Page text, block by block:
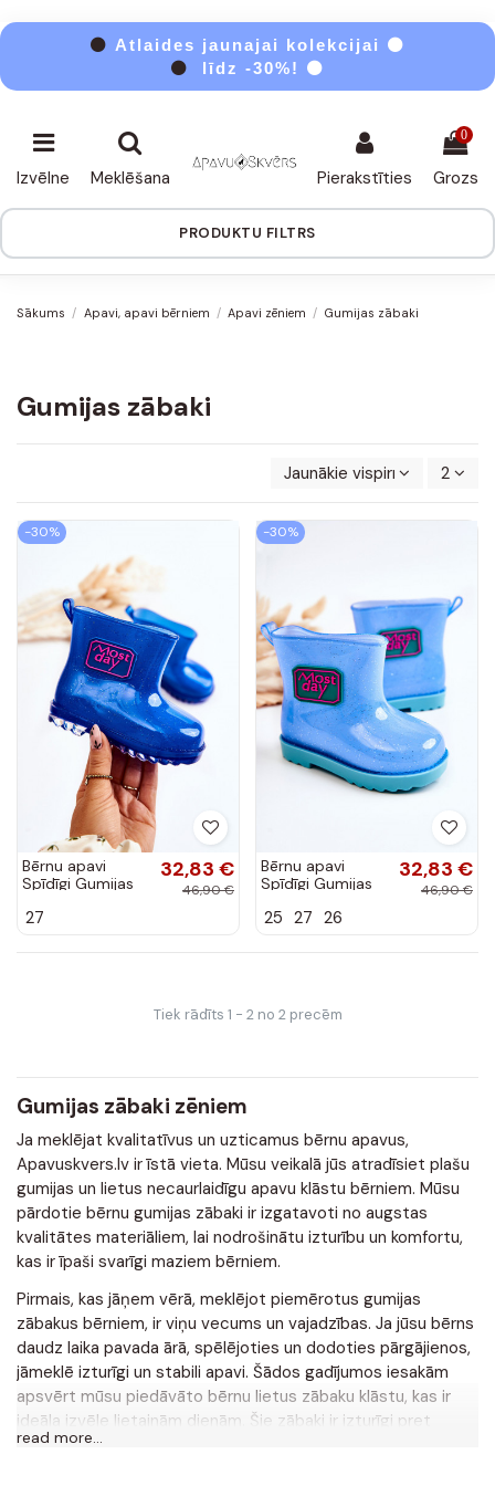
⚫ Atlaides jaunajai kolekcijai ⚫
⚫
līdz -30%! ⚫
Izvēlne Meklēšana Pierakstīties
0
Grozs
PRODUKTU FILTRS
Sākums Apavi, apavi bērniem Apavi zēniem Gumijas zābaki
Gumijas zābaki
Jaunākie vispirms 2
-30%
Bērnu apavi
Spīdīgi Gumijas
krāsas Rain
32,83 €
46,90 €
27
-30%
Bērnu apavi
Spīdīgi Gumijas
Rain
32,83 €
46,90 €
25 27 26
Tiek rādīts 1 - 2 no 2 precēm
Gumijas zābaki zēniem
Ja meklējat kvalitatīvus un uzticamus bērnu apavus,
Apavuskvers.lv ir īstā vieta. Mūsu veikalā jūs atradīsiet plašu
gumijas un lietus necaurlaidīgu apavu klāstu bērniem. Mūsu
pārdotie bērnu gumijas zābaki ir izgatavoti no augstas
kvalitātes materiāliem, lai nodrošinātu izturību un komfortu,
kas ir īpaši svarīgi maziem bērniem.
Pirmais, kas jāņem vērā, meklējot piemērotus gumijas
zābakus bērniem, ir viņu vecums un vajadzības. Ja jūsu bērns
daudz laika pavada ārā, spēlējoties un dodoties pārgājienos,
jāmeklē izturīgi un stabili apavi. Šādos gadījumos iesakām
apsvērt mūsu piedāvāto bērnu lietus zābaku klāstu, kas ir
ideāla izvēle lietainām dienām. Šie zābaki ir izturīgi pret
mitrumu un dubļiem, turklāt tiem ir izturīga zole un
read more...